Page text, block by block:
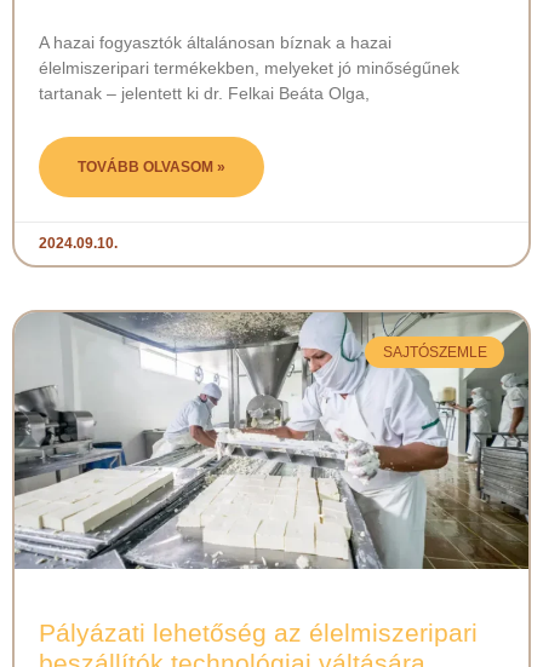
A hazai fogyasztók általánosan bíznak a hazai
élelmiszeripari termékekben, melyeket jó minőségűnek
tartanak – jelentett ki dr. Felkai Beáta Olga,
TOVÁBB OLVASOM »
2024.09.10.
SAJTÓSZEMLE
Pályázati lehetőség az élelmiszeripari